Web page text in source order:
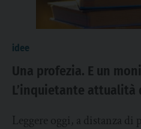
idee
Una profezia. E un
L’inquietante attualità
Leggere oggi, a distanza di